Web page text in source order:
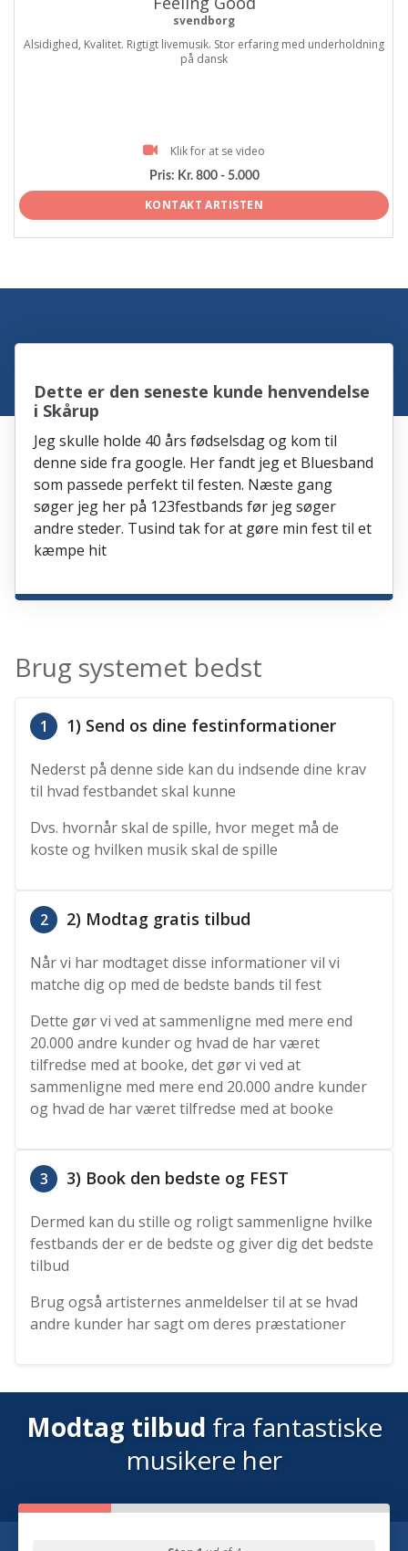
svendborg
Alsidighed, Kvalitet. Rigtigt livemusik. Stor erfaring med underholdning
på dansk
Klik for at se video
Pris: Kr. 800 - 5.000
KONTAKT ARTISTEN
Dette er den seneste kunde henvendelse
i Skårup
Jeg skulle holde 40 års fødselsdag og kom til
denne side fra google. Her fandt jeg et Bluesband
som passede perfekt til festen. Næste gang
søger jeg her på 123festbands før jeg søger
andre steder. Tusind tak for at gøre min fest til et
kæmpe hit
Brug systemet bedst
1 1) Send os dine festinformationer
Nederst på denne side kan du indsende dine krav
til hvad festbandet skal kunne
Dvs. hvornår skal de spille, hvor meget må de
koste og hvilken musik skal de spille
2 2) Modtag gratis tilbud
Når vi har modtaget disse informationer vil vi
matche dig op med de bedste bands til fest
Dette gør vi ved at sammenligne med mere end
20.000 andre kunder og hvad de har været
tilfredse med at booke, det gør vi ved at
sammenligne med mere end 20.000 andre kunder
og hvad de har været tilfredse med at booke
3 3) Book den bedste og FEST
Dermed kan du stille og roligt sammenligne hvilke
festbands der er de bedste og giver dig det bedste
tilbud
Brug også artisternes anmeldelser til at se hvad
andre kunder har sagt om deres præstationer
Modtag tilbud fra fantastiske
musikere her